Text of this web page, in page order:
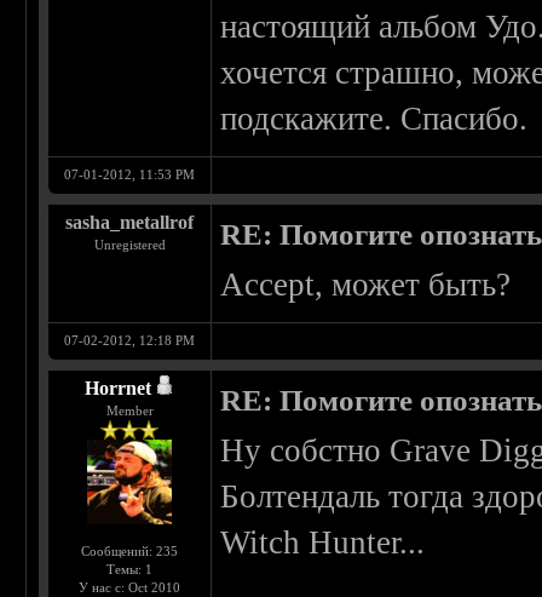
настоящий альбом
хочется страшно,
подскажите. Спасибо.
07-01-2012, 11:53 PM
sasha_metallrof
Unregistered RE: Помогите
Accept, может быть?
07-02-2012, 12:18 PM
Horrnet
Member
Сообщений: 235
Темы: 1
У нас с: Oct 2010
RE: Помогите
Ну собстно Grave
Болтендаль тогда
Witch Hunter...